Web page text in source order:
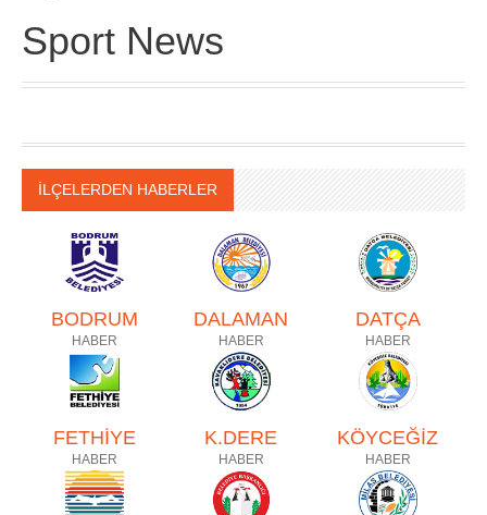
Sport News
İLÇELERDEN HABERLER
BODRUM
HABER
DALAMAN
HABER
DATÇA
HABER
FETHİYE
HABER
K.DERE
HABER
KÖYCEĞİZ
HABER